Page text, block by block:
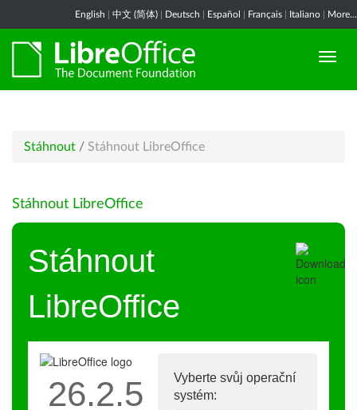
English 中文 (简体) Deutsch Español Français Italiano More...
Stáhnout / Stáhnout LibreOffice
Stáhnout LibreOffice
Stáhnout
LibreOffice
Vyberte svůj operační
systém:
26.2.5